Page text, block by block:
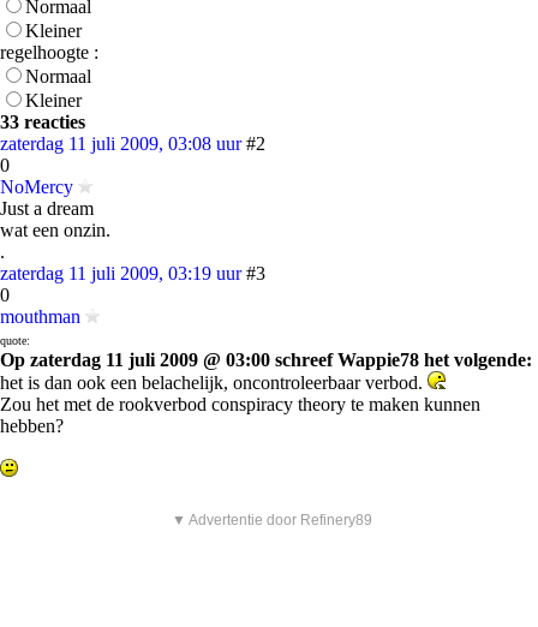
Normaal
Kleiner
regelhoogte :
Normaal
Kleiner
33 reacties
zaterdag 11 juli 2009, 03:08 uur #2
0
NoMercy
Just a dream
wat een onzin.
.
zaterdag 11 juli 2009, 03:19 uur #3
0
mouthman
quote:
Op zaterdag 11 juli 2009 @ 03:00 schreef Wappie78 het volgende:
het is dan ook een belachelijk, oncontroleerbaar verbod.
Zou het met de rookverbod conspiracy theory te maken kunnen
hebben?
▼ Advertentie door Refinery89